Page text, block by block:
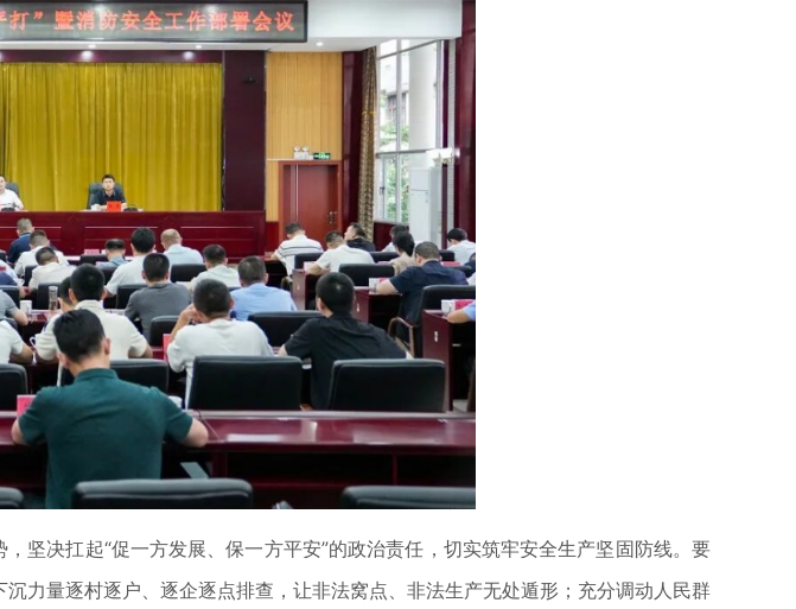
决扛起“促一方发展、保一方平安”的政治责任，切实筑牢安全生产坚固防线。要
力量逐村逐户、逐企逐点排查，让非法窝点、非法生产无处遁形；充分调动人民群